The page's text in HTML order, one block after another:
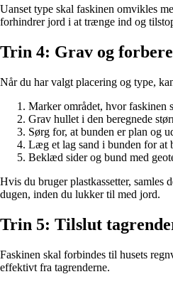
Uanset type skal faskinen omvikles
forhindrer jord i at trænge ind og
Trin 4: Grav og
Når du har valgt placering og type,
Marker området, hvor faskinen
Grav hullet i den beregnede
Sørg for, at bunden er plan og
Læg et lag sand i bunden for at
Beklæd sider og bund med
Hvis du bruger plastkassetter, samles
dugen, inden du lukker til med jord.
Trin 5: Tilslut
Faskinen skal forbindes til husets
effektivt fra tagrenderne.